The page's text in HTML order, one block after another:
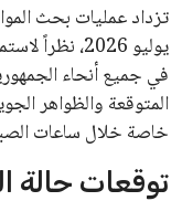
يوليو 2026،
في جميع أنحاء
المتوقعة والظواهر
خاصة خلال ساعات
توقعات حالة